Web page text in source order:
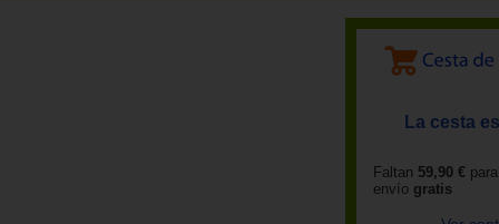
La cesta
Faltan 59,90 €
envío gratis